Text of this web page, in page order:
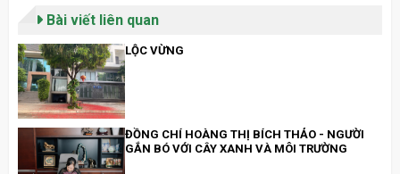
Bài viết liên quan
LỘC VỪNG
ĐỒNG CHÍ HOÀNG THỊ BÍCH THẢO - NGƯỜI
GẮN BÓ VỚI CÂY XANH VÀ MÔI TRƯỜNG